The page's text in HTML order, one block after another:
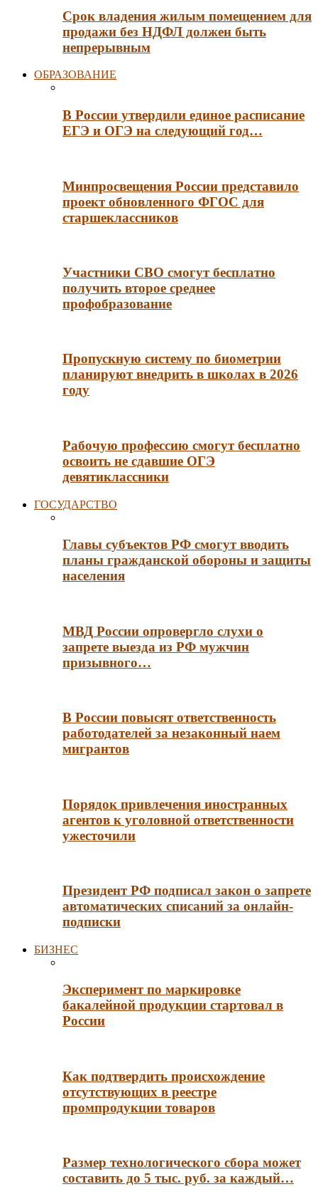
Срок владения жилым помещением для
продажи без НДФЛ должен быть
непрерывным
ОБРАЗОВАНИЕ
В России утвердили единое расписание
ЕГЭ и ОГЭ на следующий год…
Минпросвещения России представило
проект обновленного ФГОС для
старшеклассников
Участники СВО смогут бесплатно
получить второе среднее
профобразование
Пропускную систему по биометрии
планируют внедрить в школах в 2026
году
Рабочую профессию смогут бесплатно
освоить не сдавшие ОГЭ
девятиклассники
ГОСУДАРСТВО
Главы субъектов РФ смогут вводить
планы гражданской обороны и защиты
населения
МВД России опровергло слухи о
запрете выезда из РФ мужчин
призывного…
В России повысят ответственность
работодателей за незаконный наем
мигрантов
Порядок привлечения иностранных
агентов к уголовной ответственности
ужесточили
Президент РФ подписал закон о запрете
автоматических списаний за онлайн-
подписки
БИЗНЕС
Эксперимент по маркировке
бакалейной продукции стартовал в
России
Как подтвердить происхождение
отсутствующих в реестре
промпродукции товаров
Размер технологического сбора может
составить до 5 тыс. руб. за каждый…